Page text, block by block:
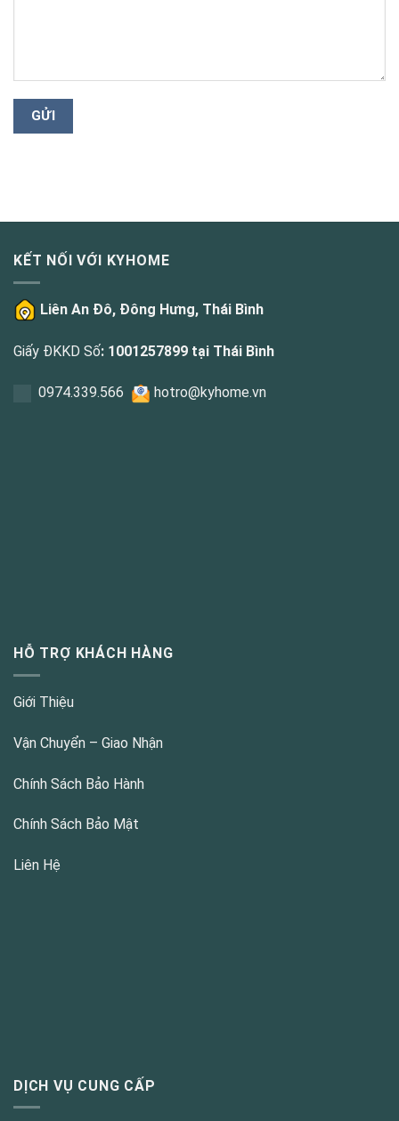
KẾT NỐI VỚI KYHOME
Liên An Đô, Đông Hưng, Thái Bình
Giấy ĐKKD Số: 1001257899 tại Thái Bình
0974.339.566 hotro@kyhome.vn
HỖ TRỢ KHÁCH HÀNG
Giới Thiệu
Vận Chuyển – Giao Nhận
Chính Sách Bảo Hành
Chính Sách Bảo Mật
Liên Hệ
DỊCH VỤ CUNG CẤP